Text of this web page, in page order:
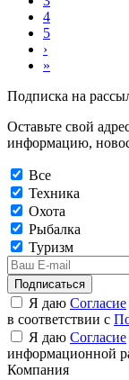
4
5
›
»
Подписка на
Оставьте свой
информацию,
Все
Техника
Охота
Рыбалка
Туризм
Подписаться
Я даю Согласие
в соответствии с
Я даю Согласие
информационной
Компания